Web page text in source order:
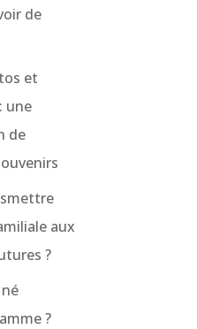
de
et
une
de
aux
?
?